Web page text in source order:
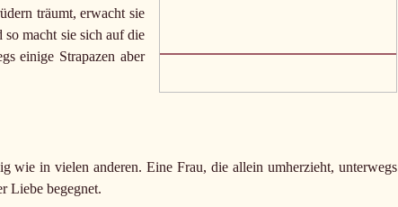
träumt, erwacht sie
macht sie sich auf die
einige Strapazen aber
wie in vielen anderen. Eine Frau, die allein umherzieht, unterwegs
Liebe begegnet.